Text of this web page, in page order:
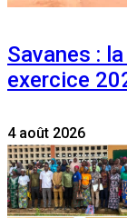
Savanes :
exercice
4 août 2026